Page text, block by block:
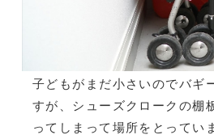
子どもがまだ小さいのでバギ
すが、シューズクロークの棚
ってしまって場所をとって